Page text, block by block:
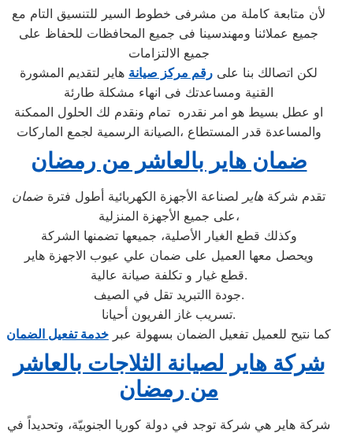
لأن متابعة كاملة من مشرفى خطوط السير للتنسيق التام مع
جميع عملائنا ومهندسينا فى جميع المحافظات للحفاظ على
جميع الالتزامات
لكن اتصالك بنا على رقم مركز صيانة هاير لتقديم المشورة
القنية ومساعدتك فى انهاء مشكلة طارئة
او عطل بسيط هو امر نقدره تمام ونقدم لك الحلول الممكنة
والمساعدة قدر المستطاع ،الصيانة الرسمية لجمع الماركات
ضمان هاير بالعاشر من رمضان
تقدم شركة هاير لصناعة الأجهزة الكهربائية أطول فترة ضمان
على جميع الأجهزة المنزلية،
وكذلك قطع الغيار الأصلية، جميعها تضمنها الشركة
ويحصل معها العميل على ضمان علي عيوب الاجهزة هاير
قطع غيار و تكلفة صيانة عالية.
جودة االتبريد تقل في الصيف.
تسريب غاز الفريون أحيانا.
كما نتيح للعميل تفعيل الضمان بسهولة عبر خدمة تفعيل الضمان
شركة هاير لصيانة الثلاجات بالعاشر
من رمضان
شركة هاير هي شركة توجد في دولة كوريا الجنوبيّة، وتحديداً في